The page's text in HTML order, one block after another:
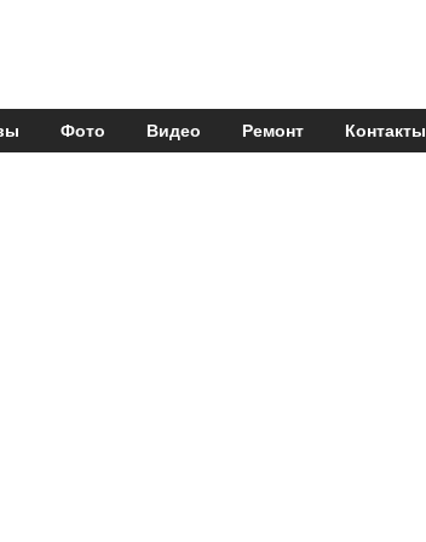
Фото Видео Ремонт Контакты